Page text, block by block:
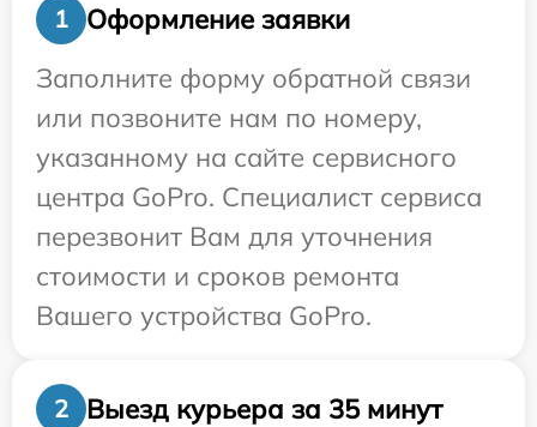
1
Оформление заявки
Заполните форму обратной связи
или позвоните нам по номеру,
указанному на сайте сервисного
центра GoPro. Специалист сервиса
перезвонит Вам для уточнения
стоимости и сроков ремонта
Вашего устройства GoPro.
2
Выезд курьера за 35 минут